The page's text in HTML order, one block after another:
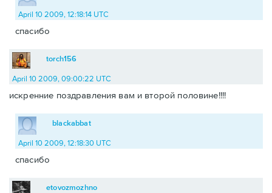
April 10 2009, 12:18:14 UTC
спасибо
torch156
April 10 2009, 09:00:22 UTC
искренние поздравления вам и второй половине!!!!
blackabbat
April 10 2009, 12:18:30 UTC
спасибо
etovozmozhno